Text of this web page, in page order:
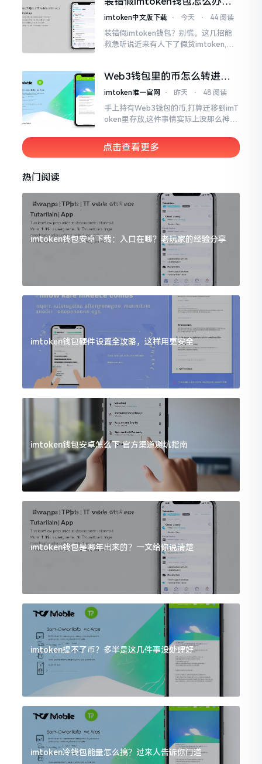
直忐忑不安。我折腾了好些日子
别慌，快卸载，这几招能救急
imtoken中文版下载 ⋅ 今天 ⋅ 44 阅读
装错假imtoken钱包？别慌，这几招能
救急听说近来有人下了假货imtoken,心
是陷阱。
Web3钱包里的币怎么转进
imToken？别慌，三步搞定
imtoken唯一官网 ⋅ 昨天 ⋅ 48 阅读
手上持有Web3钱包的币,打算迁移到imT
oken里存放,这件事情实际上没那么神秘
心生畏惧,担心转错链导致币消失不见
点击查看更多
热门阅读
imtoken钱包安卓下载：入口在哪？老玩家的经验分享
imtoken钱包硬件设置全攻略，这样用更安全
imtoken钱包安卓怎么下 官方渠道避坑指南
imtoken钱包是哪年出来的？一文给你说清楚
imtoken提不了币？多半是这几件事没处理好
imtoken冷钱包能量怎么搞？过来人告诉你门道